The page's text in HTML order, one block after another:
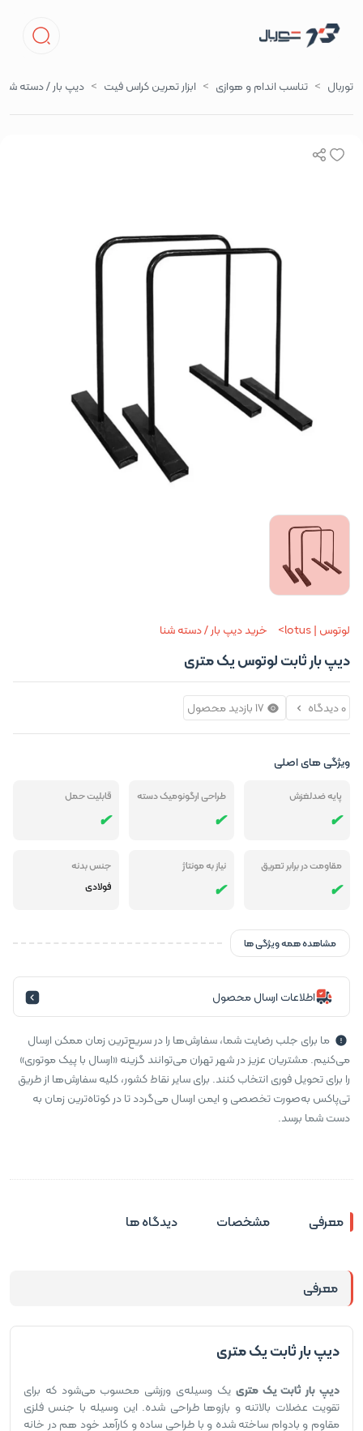
توربال تناسب اندام و هوازی ابزار تمرین کراس فیت دیپ بار / دسته شنا
لوتوس | lotus خرید دیپ بار / دسته شنا
دیپ بار ثابت لوتوس یک متری
0 دیدگاه 17 بازدید محصول
ویژگی های اصلی
پایه ضدلغزش طراحی ارگونومیک دسته قابلیت حمل
مقاومت در برابر تعریق نیاز به مونتاژ
جنس بدنه
فولادی
مشاهده همه ویژگی ها
اطلاعات ارسال محصول
ما برای جلب رضایت شما، سفارش‌ها را در سریع‌ترین زمان ممکن ارسال
می‌کنیم. مشتریان عزیز در شهر تهران می‌توانند گزینه «ارسال با پیک موتوری»
را برای تحویل فوری انتخاب کنند. برای سایر نقاط کشور، کلیه سفارش‌ها از طریق
تی‌پاکس به‌صورت تخصصی و ایمن ارسال می‌گردد تا در کوتاه‌ترین زمان به
دست شما برسد.
معرفی مشخصات دیدگاه ها
معرفی
دیپ بار ثابت یک متری
دیپ بار ثابت یک متری یک وسیله‌ی ورزشی محسوب می‌شود که برای
تقویت عضلات بالاتنه و بازوها طراحی شده. این وسیله با جنس فلزی
مقاوم و بادوام ساخته شده و با طراحی ساده و کارآمد خود هم در خانه